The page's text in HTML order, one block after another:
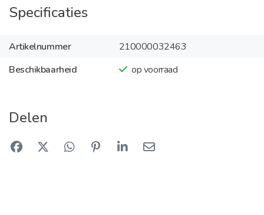
Specificaties
Artikelnummer
210000032463
Beschikbaarheid
op voorraad
Delen